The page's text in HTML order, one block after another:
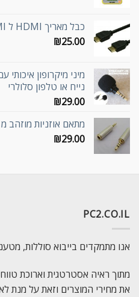
כבל מאריך HDMI ל HDMI זכר זכר באורך 1 מטר
₪25.00
מיני מיקרופון
נייח או טלפון סלולרי
₪29.00
מתאם אוזניות מוזהב מ 2.5 מ"מ ל 3.5 מ"מ
₪29.00
PC2.CO.IL
אנו מתמקדים בייבוא סוללות,
מתוך ראיה אסטרטגית וארוכת
את מחירי המוצרים וזאת על מנת